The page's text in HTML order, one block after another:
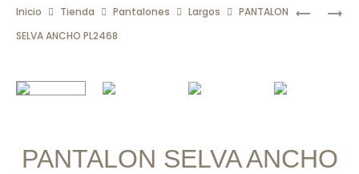
LP71566
Inicio Tienda Pantalones Largos
PANTALON
SELVA ANCHO PL2468
PANTALON SELVA ANCHO